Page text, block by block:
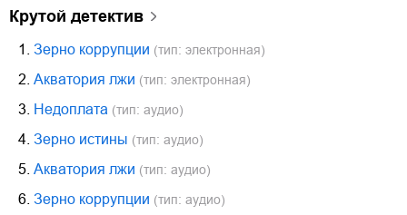
крутой детектив
1. Зерно коррупции (тип: электронная)
2. Акватория лжи (тип: электронная)
3. Недоплата (тип: аудио)
4. Зерно истины (тип: аудио)
5. Акватория лжи (тип: аудио)
6. Зерно коррупции (тип: аудио)